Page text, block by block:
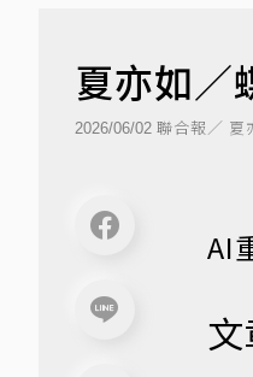
夏亦如／
2026/06/02 聯合報／ 夏
AI